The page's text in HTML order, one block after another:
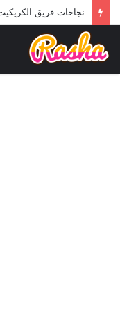
نجاحات فريق